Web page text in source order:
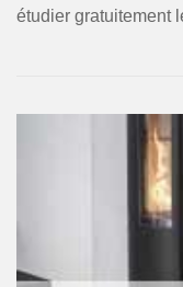
étudier gratuitement